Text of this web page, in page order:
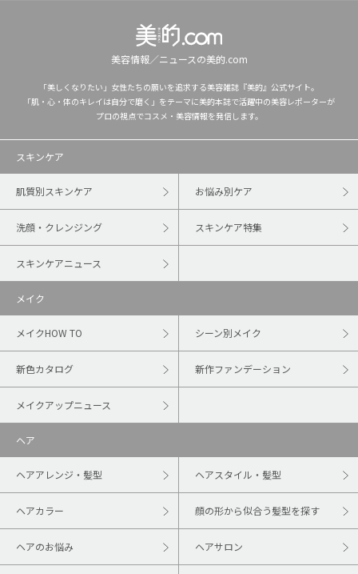
美容情報／ニュースの美的.com
「美しくなりたい」女性たちの願いを追求する美容雑誌『美的』公式サイト。
「肌・心・体のキレイは自分で磨く」をテーマに美的本誌で活躍中の美容レポーターが
プロの視点でコスメ・美容情報を発信します。
スキンケア
肌質別スキンケア お悩み別ケア
洗顔・クレンジング スキンケア特集
スキンケアニュース
メイク
メイクHOW TO シーン別メイク
新色カタログ 新作ファンデーション
メイクアップニュース
ヘア
ヘアアレンジ・髪型 ヘアスタイル・髪型
ヘアカラー 顔の形から似合う髪型を探す
ヘアのお悩み ヘアサロン